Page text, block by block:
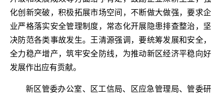
化创新突破，积极拓展市场空间，不断做大做强，要求企
业严格落实安全管理制度，常态化开展隐患排查整治，坚
决防范各类事故发生。王清源强调，要统筹发展和安全，
全力稳产增产，筑牢安全防线，为推动新区经济平稳向好
发展作出应有贡献。
新区管委办公室、区工信局、区应急管理局、管委研